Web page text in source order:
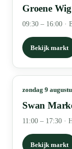
Groene
09:30 – 16:00 ·
Bekijk markt
zondag 9
Swan
11:00 – 17:30 ·
Bekijk markt